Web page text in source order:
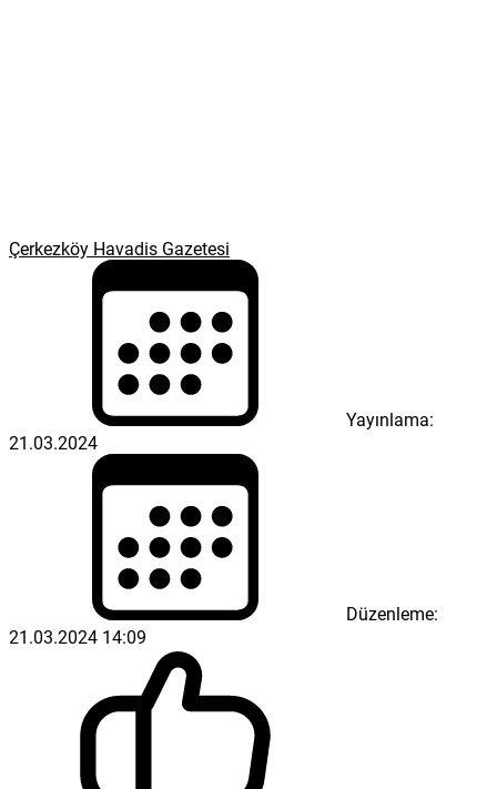
Çerkezköy Havadis Gazetesi
Yayınlama:
21.03.2024
Düzenleme:
21.03.2024 14:09